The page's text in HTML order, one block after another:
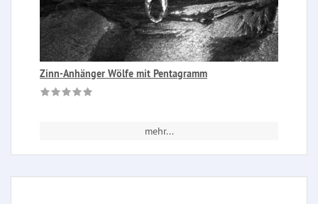
Zinn-Anhänger Wölfe mit Pentagramm
mehr...